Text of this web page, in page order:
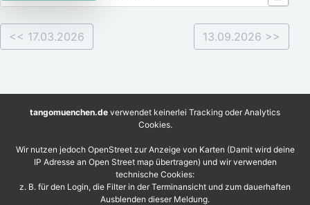
<< 17.03.2026 13.09.2026 >>
tangomuenchen.de verwendet keinerlei Tracking oder Analytics
Cookies.
Wir nutzen jedoch OpenStreet zur Anzeige von Karten (Damit wird deine
IP Adresse an Open Street map übertragen) und wir verwenden
technische Cookies:
z. B. für den Login, die Filter in der Terminansicht und zum dauerhaften
Ausblenden dieser Meldung.